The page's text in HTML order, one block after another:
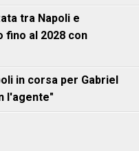
tra Napoli e
fino al 2028 con
in corsa per Gabriel
l'agente"